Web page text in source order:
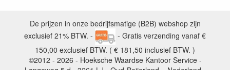
De prijzen in onze bedrijfsmatige (B2B) webshop zijn
exclusief 21% BTW. -
- Gratis verzending vanaf €
150,00 exclusief BTW. ( € 181,50 inclusief BTW. )
©2012 - 2026 - Hoeksche Waardse Kantoor Service -